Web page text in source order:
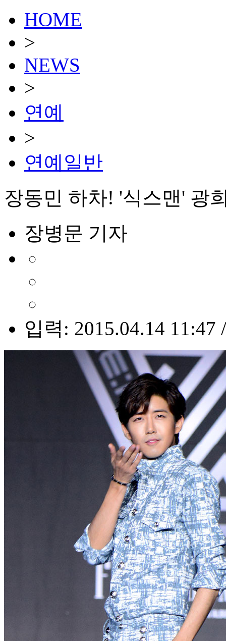
HOME
>
NEWS
>
연예
>
연예일반
장동민 하차! '식스맨' 광
장병문 기자
입력: 2015.04.14 11:47